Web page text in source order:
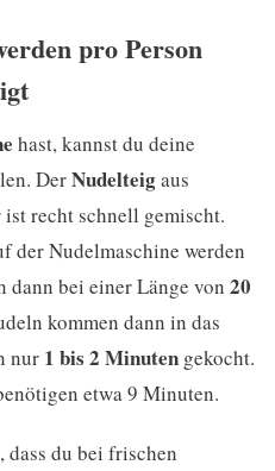
pro Person
hast, kannst du deine
DerNudelteigaus
recht schnell gemischt.
der Nudelmaschine werden
dann bei einer Länge von 20
kommen dann in das
nur 1 bis 2 Minuten gekocht.
etwa 9 Minuten.
dass du bei frischen